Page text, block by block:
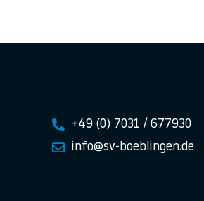
+49 (0) 7031 / 677930
info@sv-boeblingen.de